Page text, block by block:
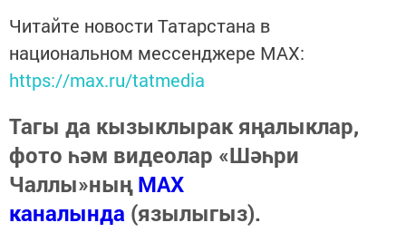
Читайте новости Татарстана в
национальном мессенджере MАХ:
https://max.ru/tatmedia
Тагы да кызыклырак яңалыклар,
фото һәм видеолар «Шәһри
Чаллы»ныңMAX
каналында (язылыгыз).